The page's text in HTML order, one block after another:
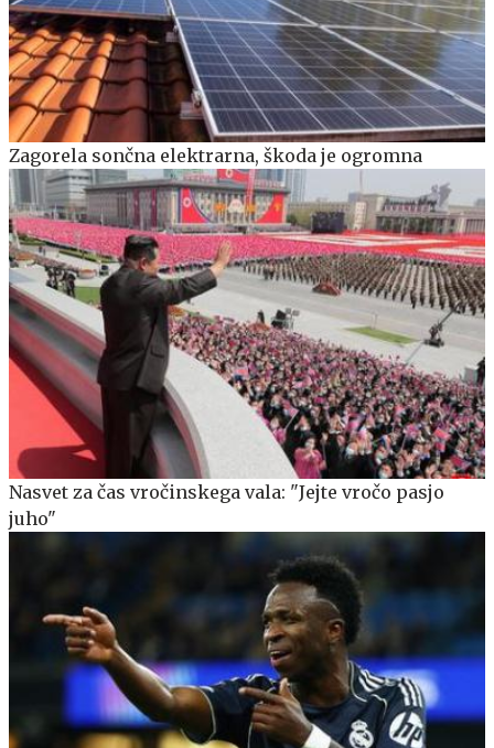
Zagorela sončna elektrarna, škoda je ogromna
Nasvet za čas vročinskega vala: "Jejte vročo pasjo
juho"